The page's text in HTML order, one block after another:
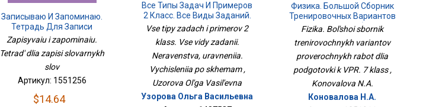
Записываю И Запоминаю.
Тетрадь Для Записи
Словарных Слов
Zapisyvaiu i zapominaiu.
Tetrad' dlia zapisi slovarnykh
slov
Артикул: 1551256
$14.64
Все Типы Задач И Примеров
2 Класс. Все Виды Заданий.
Неравенства, Уравнения.
Вычисления По Схемам
Vse tipy zadach i primerov 2
klass. Vse vidy zadanii.
Neravenstva, uravneniia.
Vychisleniia po skhemam ,
Uzorova Ol'ga Vasil'evna
Узорова Ольга Васильевна
Физика. Большой Сборник
Тренировочных Вариантов
Проверочных Работ Для
Fizika. Bol'shoi sbornik
trenirovochnykh variantov
proverochnykh rabot dlia
podgotovki k VPR. 7 klass ,
Konovalova N.A.
Коновалова Н.А.